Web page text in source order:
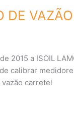
DE VAZÃO
de 2015 a ISOIL
calibrar
carretel